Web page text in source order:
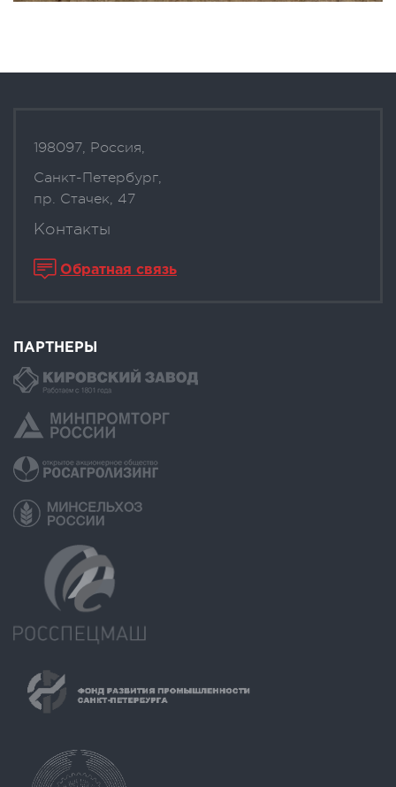
198097, Россия,
Санкт-Петербург,
пр. Стачек, 47
Контакты
Обратная связь
ПАРТНЕРЫ